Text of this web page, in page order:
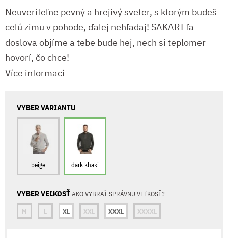
Neuveriteľne pevný a hrejivý sveter, s ktorým budeš
celú zimu v pohode, ďalej nehľadaj! SAKARI ťa
doslova objíme a tebe bude hej, nech si teplomer
hovorí, čo chce!
Více informací
VYBER VARIANTU
beige dark khaki
VYBER VEĽKOSŤAKO VYBRAŤ SPRÁVNU VEĽKOSŤ?
M
L XL XXL XXXL XXXXL